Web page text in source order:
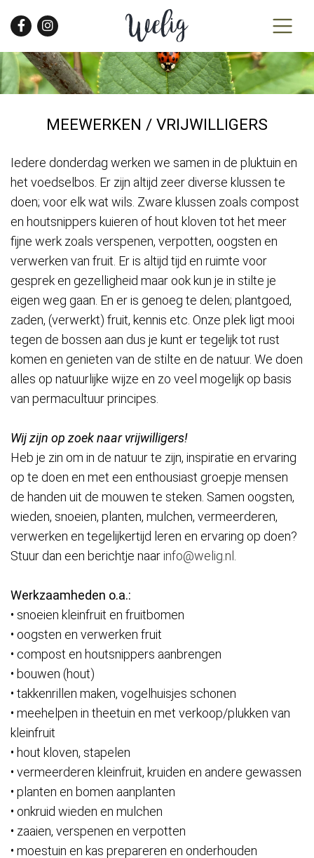
content
MEEWERKEN / VRIJWILLIGERS
Iedere donderdag werken we samen in de pluktuin en
het voedselbos. Er zijn altijd zeer diverse klussen te
doen; voor elk wat wils. Zware klussen zoals compost
en houtsnippers kuieren of hout kloven tot het meer
fijne werk zoals verspenen, verpotten, oogsten en
verwerken van fruit. Er is altijd tijd en ruimte voor
gesprek en gezelligheid maar ook kun je in stilte je
eigen weg gaan. En er is genoeg te delen; plantgoed,
zaden, (verwerkt) fruit, kennis etc. Onze plek ligt mooi
tegen de bossen aan dus je kunt er tegelijk tot rust
komen en genieten van de stilte en de natuur. We doen
alles op natuurlijke wijze en zo veel mogelijk op basis
van permacultuur principes.
Wij zijn op zoek naar vrijwilligers!
Heb je zin om in de natuur te zijn, inspiratie en ervaring
op te doen en met een enthousiast groepje mensen
de handen uit de mouwen te steken. Samen oogsten,
wieden, snoeien, planten, mulchen, vermeerderen,
verwerken en tegelijkertijd leren en ervaring op doen?
Stuur dan een berichtje naar info@welig.nl
Werkzaamheden o.a.:
• snoeien kleinfruit en fruitbomen
• oogsten en verwerken fruit
• compost en houtsnippers aanbrengen
• bouwen (hout)
• takkenrillen maken, vogelhuisjes schonen
• meehelpen in theetuin en met verkoop/plukken van
kleinfruit
• hout kloven, stapelen
• vermeerderen kleinfruit, kruiden en andere gewassen
• planten en bomen aanplanten
• onkruid wieden en mulchen
• zaaien, verspenen en verpotten
• moestuin en kas prepareren en onderhouden